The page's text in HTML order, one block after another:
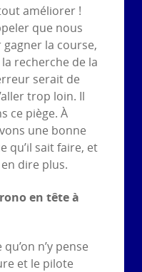
améliorer !
que nous
la course,
recherche de la
serait de
trop loin. Il
ce piège. À
une bonne
qu’il sait faire, et
en dire plus.
en tête à
n’y pense
et le pilote